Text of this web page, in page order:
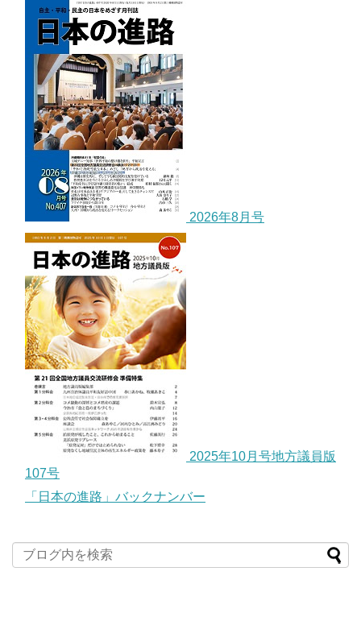
2026年8月号
2025年10月号地方議員版
107号
「日本の進路」バックナンバー